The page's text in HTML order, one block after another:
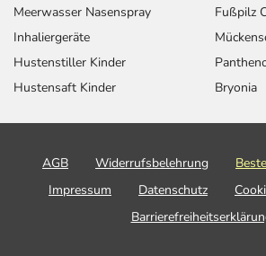
Meerwasser Nasenspray
Inhaliergeräte
Hustenstiller Kinder
Hustensaft Kinder
Fußpilz
Bryonia
AGB Widerrufsbelehrung
Impressum
Datenschutz